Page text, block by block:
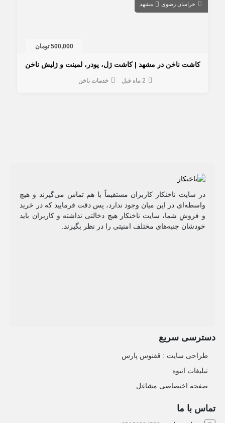
خراسان رضوی مشهد
500,000 تومان
کاشت ناخن در مشهد | کاشت ژل، پودر، لمینت و ژلیش ناخن
2 ماه قبل خدمات ناخن
در سایت ناخنکار کاربران مستقیماً با هم تماس می‌گیرند و هیچ
واسطه‌ای در این میان وجود ندارد، پس دقت فرمایید که در خرید
و فروشِ شما، سایت ناخنکار هیچ دخالتی نداشته و کاربران باید
خودشان جنبه‌های مختلف امنیتی را در نظر بگیرند.
دسترسی سریع
طراحی سایت :‌ ققنوس پارس
تبلیغات انبوه
صفحه اختصاصی مشاغل
تماس با ما